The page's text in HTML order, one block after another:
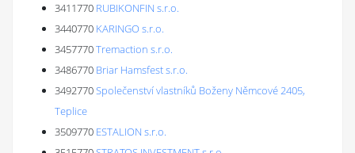
3411770 RUBIKONFIN s.r.o.
3440770 KARINGO s.r.o.
3457770Tremaction s.r.o.
3486770 Briar Hamsfest s.r.o.
3492770Společenství vlastníků Boženy Němcové 2405,
Teplice
3509770 ESTALION s.r.o.